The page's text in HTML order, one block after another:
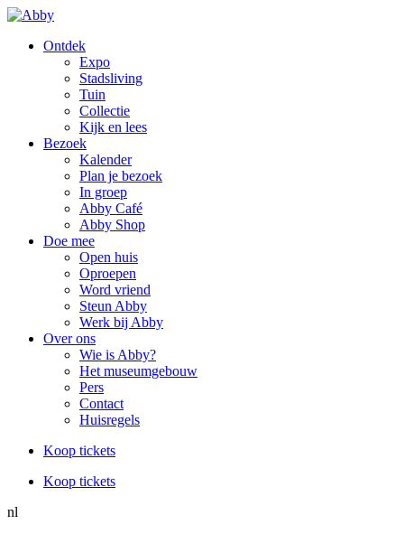
Ontdek
Expo
Stadsliving
Tuin
Collectie
Kijk en lees
Bezoek
Kalender
Plan je bezoek
In groep
Abby Café
Abby Shop
Doe mee
Open huis
Oproepen
Word vriend
Steun Abby
Werk bij Abby
Over ons
Wie is Abby?
Het museumgebouw
Pers
Contact
Huisregels
Koop tickets
Koop tickets
nl